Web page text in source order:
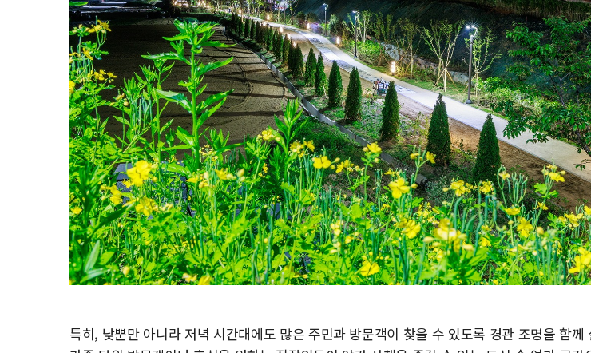
특히, 낮뿐만 아니라 저녁 시간대에도 많은 주민과 방문객이 찾을 수 있도록 경관 조명을 함께